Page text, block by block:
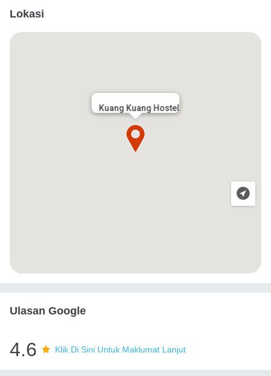
Lokasi
Kuang Kuang Hostel
Ulasan Google
4.6 Klik Di Sini Untuk Maklumat Lanjut